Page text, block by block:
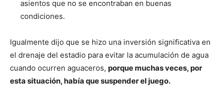
asientos que no se encontraban en buenas
condiciones.
Igualmente dijo que se hizo una inversión significativa en
el drenaje del estadio para evitar la acumulación de agua
cuando ocurren aguaceros, porque muchas veces, por
esta situación, había que suspender el juego.